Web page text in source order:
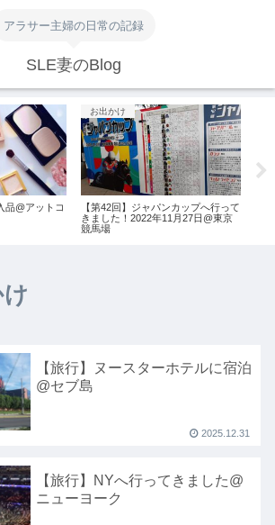
アラサー主婦の日常の記録
SLE妻のBlog
品@アットコ
お出かけ
【第42回】ジャパンカップへ行って
きました！2022年11月27日@東京
競馬場
【旅行】ヌースターホテルに宿泊
@セブ島
2025.12.31
【旅行】NYへ行ってきました@
ニューヨーク